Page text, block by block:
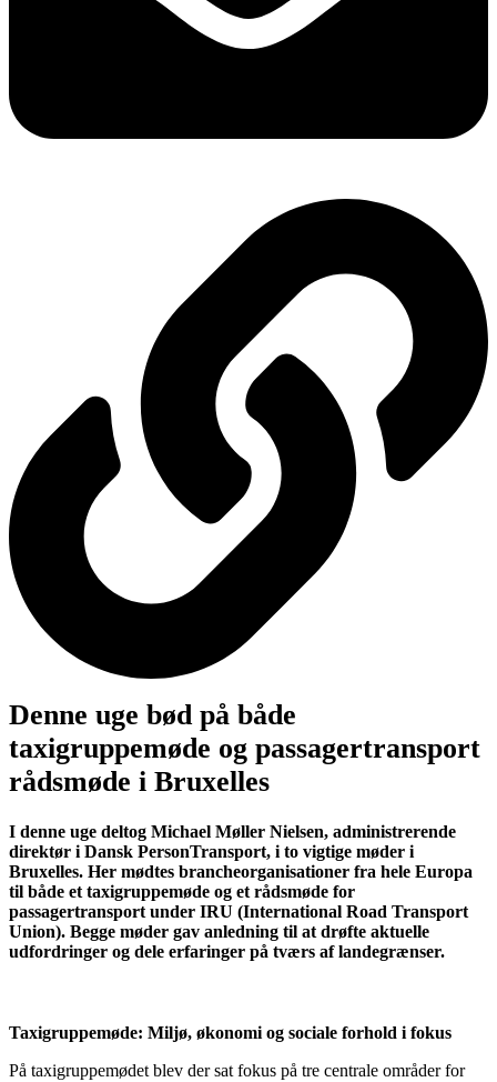
Denne uge bød på både
taxigruppemøde og passagertransport
rådsmøde i Bruxelles
I denne uge deltog Michael Møller Nielsen, administrerende
direktør i Dansk PersonTransport, i to vigtige møder i
Bruxelles. Her mødtes brancheorganisationer fra hele Europa
til både et taxigruppemøde og et rådsmøde for
passagertransport under IRU (International Road Transport
Union). Begge møder gav anledning til at drøfte aktuelle
udfordringer og dele erfaringer på tværs af landegrænser.
Taxigruppemøde: Miljø, økonomi og sociale forhold i fokus
På taxigruppemødet blev der sat fokus på tre centrale områder for